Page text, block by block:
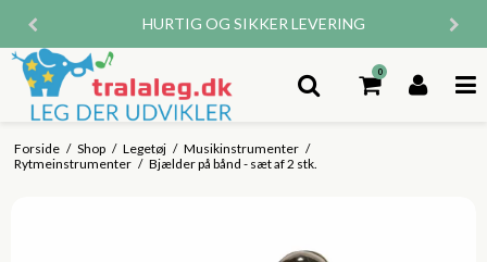
HURTIG OG SIKKER LEVERING
0
Forside / Shop / Legetøj / Musikinstrumenter /
Rytmeinstrumenter / Bjælder på bånd - sæt af 2 stk.